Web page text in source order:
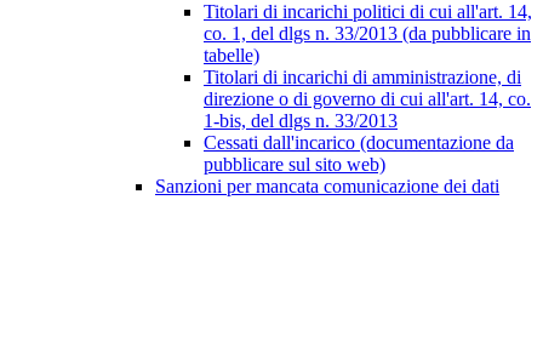
Titolari di incarichi politici di cui all'art. 14,
co. 1, del dlgs n. 33/2013 (da pubblicare in
tabelle)
Titolari di incarichi di amministrazione, di
direzione o di governo di cui all'art. 14, co.
1-bis, del dlgs n. 33/2013
Cessati dall'incarico (documentazione da
pubblicare sul sito web)
Sanzioni per mancata comunicazione dei dati